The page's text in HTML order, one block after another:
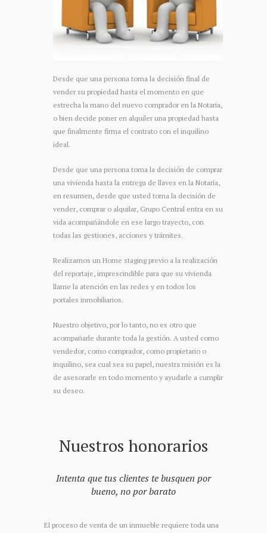
Desde que una persona toma la decisión final de
vender su propiedad hasta el momento en que
estrecha la mano del nuevo comprador en la Notaría,
o bien decide poner en alquiler una propiedad hasta
que finalmente firma el contrato con el inquilino
ideal.
Desde que una persona toma la decisión de comprar
una vivienda hasta la entrega de llaves en la Notaría,
en resumen, desde que usted toma la decisión de
vender, comprar o alquilar, Grupo Central entra en su
vida acompañándole en ese largo trayecto, con
todas las gestiones, acciones y trámites.
Realizamos un Home staging previo a la realización
del reportaje, imprescindible para que su vivienda
llame la atención en las redes y en todos los
portales inmobiliarios.
Nuestro objetivo, por lo tanto, no es otro que
acompañarle durante toda la gestión. A usted como
vendedor, como comprador, como propietario o
inquilino, sea cual sea su papel, nuestra misión es la
de asesorarle en todo momento y ayudarle a cumplir
su deseo.
Nuestros honorarios
Intenta que tus clientes te busquen por
bueno, no por barato
El proceso de venta de un inmueble requiere toda una